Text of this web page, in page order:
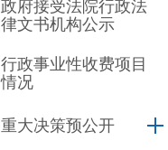
政府接受法院行政法
律文书机构公示
行政事业性收费项目
情况
重大决策预公开